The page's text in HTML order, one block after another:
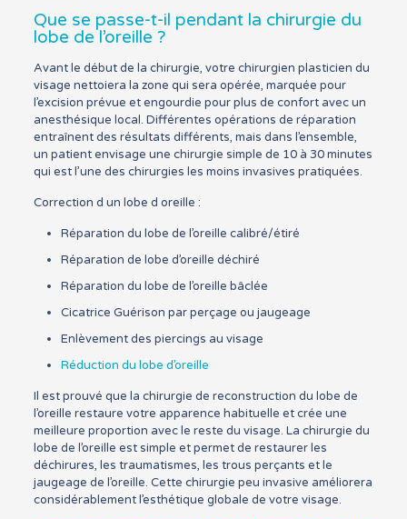
Que se passe-t-il pendant la chirurgie du
lobe de l’oreille ?
Avant le début de la chirurgie, votre chirurgien plasticien du
visage nettoiera la zone qui sera opérée, marquée pour
l’excision prévue et engourdie pour plus de confort avec un
anesthésique local. Différentes opérations de réparation
entraînent des résultats différents, mais dans l’ensemble,
un patient envisage une chirurgie simple de 10 à 30 minutes
qui est l’une des chirurgies les moins invasives pratiquées.
Correction d un lobe d oreille :
Réparation du lobe de l’oreille calibré/étiré
Réparation de lobe d’oreille déchiré
Réparation du lobe de l’oreille bâclée
Cicatrice Guérison par perçage ou jaugeage
Enlèvement des piercings au visage
Réduction du lobe d’oreille
Il est prouvé que la chirurgie de reconstruction du lobe de
l’oreille restaure votre apparence habituelle et crée une
meilleure proportion avec le reste du visage. La chirurgie du
lobe de l’oreille est simple et permet de restaurer les
déchirures, les traumatismes, les trous perçants et le
jaugeage de l’oreille. Cette chirurgie peu invasive améliorera
considérablement l’esthétique globale de votre visage.